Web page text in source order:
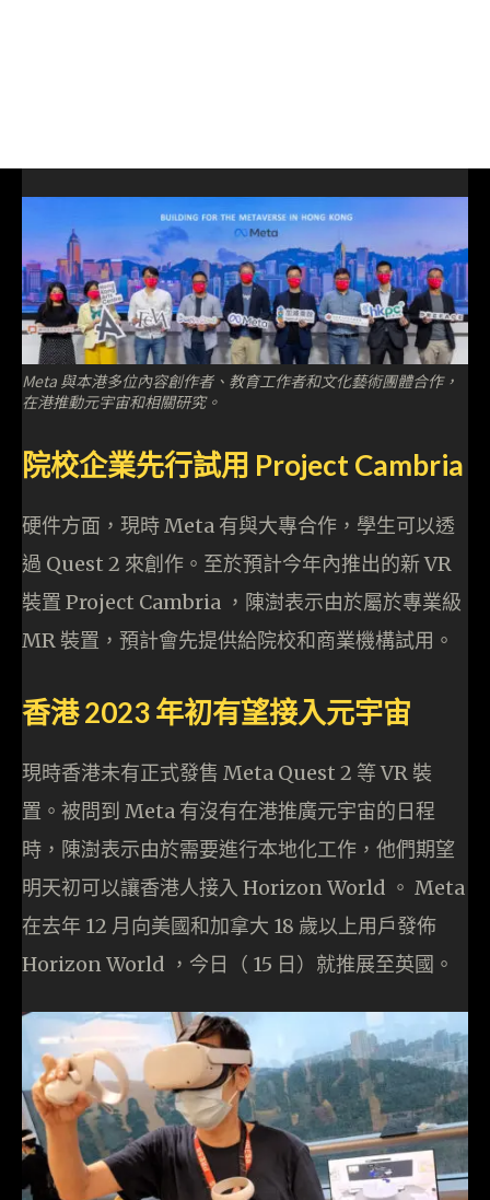
Meta 與本港多位內容創作者、教育工作者和文化藝術團體合作，
在港推動元宇宙和相關研究。
院校企業先行試用 Project Cambria
硬件方面，現時 Meta 有與大專合作，學生可以透
過 Quest 2 來創作。至於預計今年內推出的新 VR
裝置 Project Cambria ，陳澍表示由於屬於專業級
MR 裝置，預計會先提供給院校和商業機構試用。
香港 2023 年初有望接入元宇宙
現時香港未有正式發售 Meta Quest 2 等 VR 裝
置。被問到 Meta 有沒有在港推廣元宇宙的日程
時，陳澍表示由於需要進行本地化工作，他們期望
明天初可以讓香港人接入 Horizon World 。 Meta
在去年 12 月向美國和加拿大 18 歲以上用戶發佈
Horizon World ，今日（ 15 日）就推展至英國。